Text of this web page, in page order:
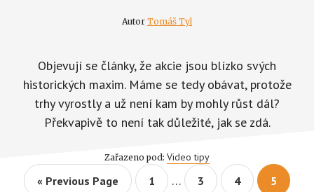
Autor Tomáš Tyl
Objevují se články, že akcie jsou blízko svých
historických maxim. Máme se tedy obávat, protože
trhy vyrostly a už není kam by mohly růst dál?
Překvapivě to není tak důležité, jak se zdá.
Zařazeno pod: Video tipy
« Go
Previous Page Page
1
Interim
… Page
3 Page
4 Page
5